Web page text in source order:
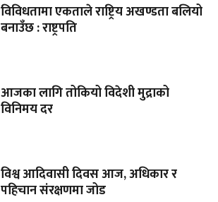
विविधतामा एकताले राष्ट्रिय अखण्डता बलियो
बनाउँछ : राष्ट्रपति
आजका लागि तोकियो विदेशी मुद्राको
विनिमय दर
विश्व आदिवासी दिवस आज, अधिकार र
पहिचान संरक्षणमा जोड